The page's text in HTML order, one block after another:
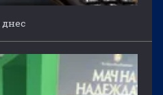
днес